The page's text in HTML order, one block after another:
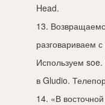
Head.
13.
разговариваем
Используем
в Gludio.
14. «В